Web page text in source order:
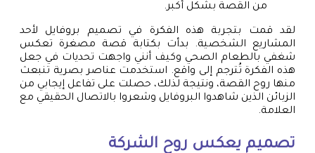
من القصة بشكل أكبر.
لقد قمت بتجربة هذه الفكرة في تصميم بروفايل لأحد
المشاريع الشخصية. بدأت بكتابة قصة مصغرة تعكس
شغفي بالطعام الصحي وكيف أنني واجهت تحديات في جعل
هذه الفكرة تُترجم إلى واقع. استخدمت عناصر بصرية تنبعث
منها روح القصة، ونتيجة لذلك، حصلت على تفاعل إيجابي من
الزبائن الذين شاهدوا البروفايل وشعروا بالاتصال الحقيقي مع
العلامة.
تصميم يعكس روح الشركة